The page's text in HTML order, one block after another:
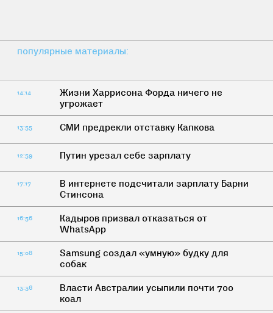
популярные материалы:
14:14
Жизни Харрисона Форда ничего не
угрожает
13:55 СМИ предрекли отставку Капкова
12:59 Путин урезал себе зарплату
17:17
В интернете подсчитали зарплату Барни
Стинсона
16:56
Кадыров призвал отказаться от
WhatsApp
15:08
Samsung создал «умную» будку для
собак
13:36
Власти Австралии усыпили почти 700
коал